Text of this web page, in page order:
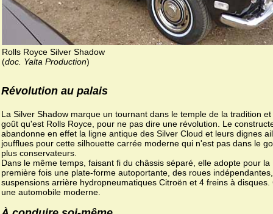
Rolls Royce Silver Shadow
(doc. Yalta Production)
Révolution au palais
La Silver Shadow marque un tournant dans le temple de la tradition
goût qu'est Rolls Royce, pour ne pas dire une révolution. Le
abandonne en effet la ligne antique des Silver Cloud et leurs dignes
joufflues pour cette silhouette carrée moderne qui n'est pas dans le
plus conservateurs.
Dans le même temps, faisant fi du châssis séparé, elle adopte pour la
première fois une plate-forme autoportante, des roues
suspensions arrière hydropneumatiques Citroën et 4 freins à disques.
une automobile moderne.